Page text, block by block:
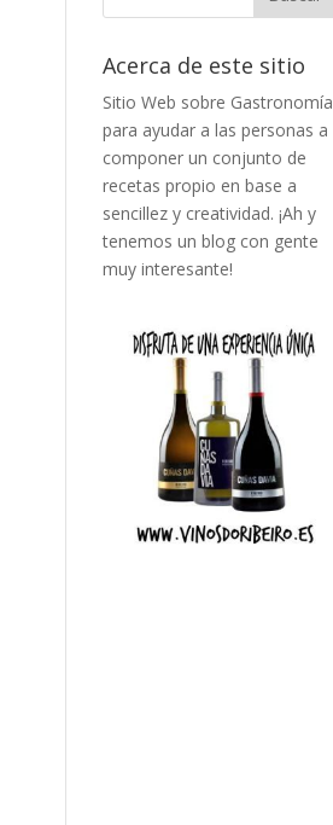
Acerca de este sitio
Sitio Web sobre Gastronomía
para ayudar a las personas a
componer un conjunto de
recetas propio en base a
sencillez y creatividad. ¡Ah y
tenemos un blog con gente
muy interesante!